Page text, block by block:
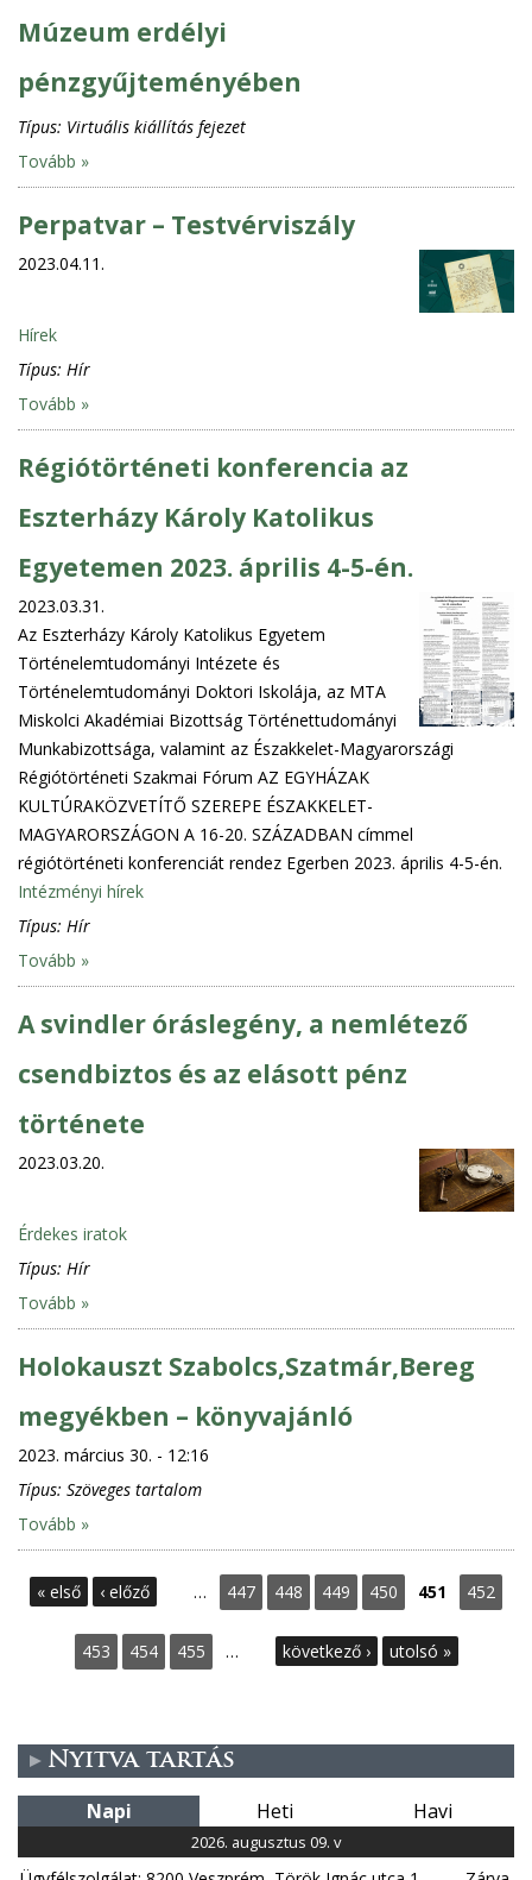
Múzeum erdélyi
pénzgyűjteményében
Típus: Virtuális kiállítás fejezet
Tovább »
Perpatvar – Testvérviszály
2023.04.11.
Hírek
Típus: Hír
Tovább »
Régiótörténeti konferencia az
Eszterházy Károly Katolikus
Egyetemen 2023. április 4-5-én.
2023.03.31.
Az Eszterházy Károly Katolikus Egyetem
Történelemtudományi Intézete és
Történelemtudományi Doktori Iskolája, az MTA
Miskolci Akadémiai Bizottság Történettudományi
Munkabizottsága, valamint az Északkelet-Magyarországi
Régiótörténeti Szakmai Fórum AZ EGYHÁZAK
KULTÚRAKÖZVETÍTŐ SZEREPE ÉSZAKKELET-
MAGYARORSZÁGON A 16-20. SZÁZADBAN címmel
régiótörténeti konferenciát rendez Egerben 2023. április 4-5-én.
Intézményi hírek
Típus: Hír
Tovább »
A svindler óráslegény, a nemlétező
csendbiztos és az elásott pénz
története
2023.03.20.
Érdekes iratok
Típus: Hír
Tovább »
Holokauszt Szabolcs,Szatmár,Bereg
megyékben – könyvajánló
2023. március 30. - 12:16
Típus: Szöveges tartalom
Tovább »
O
a
l
a
« első ‹ előző … 447 448 449 450 451 452
453 454 455 … következő › utolsó »
Nyitva tartás
Napi Heti Havi
2026. augusztus 09. v